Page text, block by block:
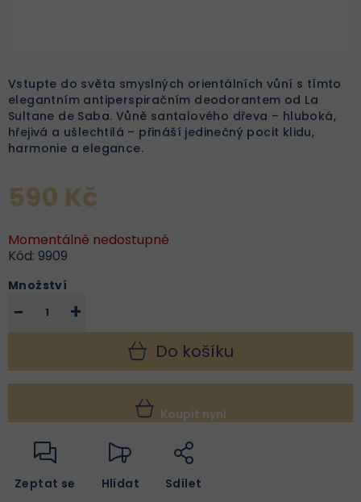
Vstupte do světa smyslných orientálních vůní s tímto
elegantním antiperspiračním deodorantem od La
Sultane de Saba. Vůně santalového dřeva – hluboká,
hřejivá a ušlechtilá – přináší jedinečný pocit klidu,
harmonie a elegance.
590 Kč
Momentálně nedostupné
Kód: 9909
Množství
+
−
Do košíku
Koupit nyní
Zeptat se Hlídat Sdílet